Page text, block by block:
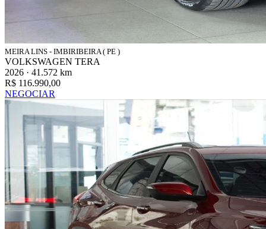
MEIRA LINS - IMBIRIBEIRA ( PE )
VOLKSWAGEN TERA
2026 · 41.572 km
R$ 116.990,00
NEGOCIAR